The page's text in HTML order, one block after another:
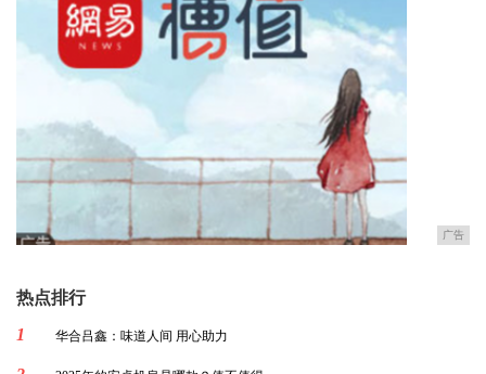
广告
热点排行
1
华合吕鑫：味道人间 用心助力